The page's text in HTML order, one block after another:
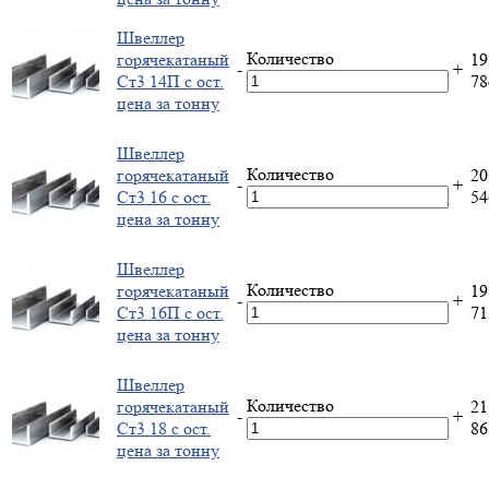
Швеллер
горячекатаный
Ст3 14П с ост.
цена за тонну
-
Количество
+ 19
Швеллер
горячекатаный
Ст3 16 с ост.
цена за тонну
-
Количество
+ 20
Швеллер
горячекатаный
Ст3 16П с ост.
цена за тонну
-
Количество
+ 19
Швеллер
горячекатаный
Ст3 18 с ост.
цена за тонну
-
Количество
+ 21